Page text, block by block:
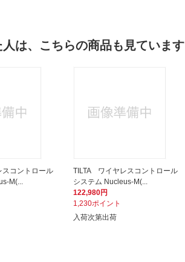
は、こちらの商品も見ています
コントロール
M(...
TILTA ワイヤレスコントロール
システム Nucleus-M(...
122,980円
1,230ポイント
入荷次第出荷